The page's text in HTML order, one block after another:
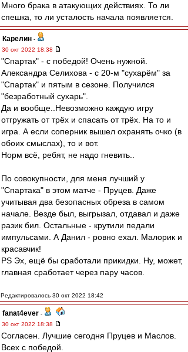
Много брака в атакующих действиях. То ли
спешка, то ли усталость начала появляется.
Карелин -
30 окт 2022 18:38
"Спартак" - с победой! Очень нужной.
Александра Селихова - с 20-м "сухарём" за
"Спартак" и пятым в сезоне. Получился
"безработный сухарь".
Да и вообще..Невозможно каждую игру
отгружать от трёх и спасать от трёх. На то и
игра. А если соперник вышел охранять очко (в
обоих смыслах), то и вот.
Норм всё, ребят, не надо гневить..
По совокупности, для меня лучший у
"Спартака" в этом матче - Пруцев. Даже
учитывая два безопасных обреза в самом
начале. Везде был, выгрызал, отдавал и даже
разик бил. Остальные - крутили педали
импульсами. А Данил - ровно ехал. Малорик и
красавчик!
PS Эх, ещё бы сработали прикидки. Ну, может,
главная сработает через пару часов.
Редактировалось 30 окт 2022 18:42
fanat4ever -
30 окт 2022 18:38
Согласен. Лучшие сегодня Пруцев и Маслов.
Всех с победой.